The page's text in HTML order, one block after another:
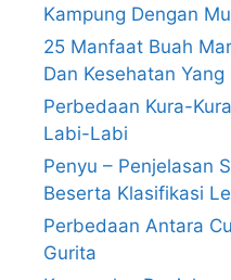
Kampung Dengan
25 Manfaat Buah
Dan Kesehatan Yang
Perbedaan Kura-
Labi-Labi
Penyu – Penjelasan
Beserta Klasifikasi
Perbedaan Antara
Gurita